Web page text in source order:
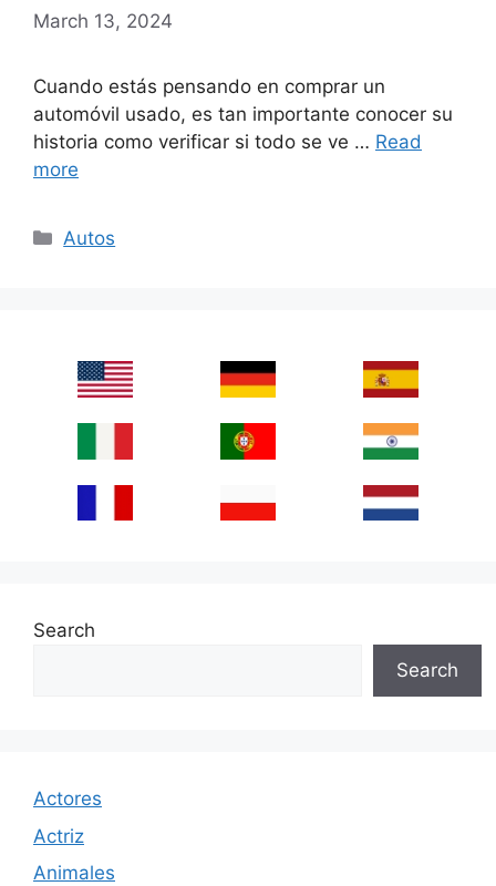
March 13, 2024
Cuando estás pensando en comprar un
automóvil usado, es tan importante conocer su
historia como verificar si todo se ve … Read
more
Categories
Autos
Search
Search
Actores
Actriz
Animales